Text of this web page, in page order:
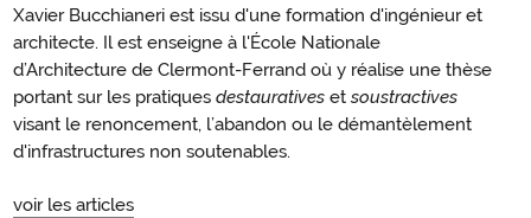
Xavier Bucchianeri est issu d'une formation d'ingénieur et
architecte. Il est enseigne à l'École Nationale
d’Architecture de Clermont-Ferrand où y réalise une thèse
portant sur les pratiques destauratives etsoustractives
visant le renoncement, l’abandon ou le démantèlement
d'infrastructures non soutenables.
voir les articles